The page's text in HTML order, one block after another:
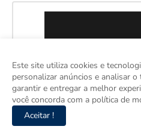
Este site utiliza cookies e
personalizar anúncios e analisar
garantir e entregar a melhor
você concorda com a política de
Aceitar !